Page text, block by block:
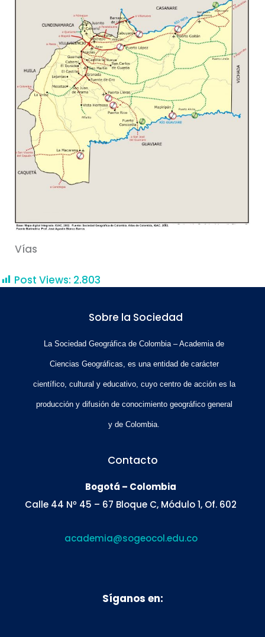
Vías
Post Views: 2.803
Sobre la Sociedad
La Sociedad Geográfica de Colombia – Academia de
Ciencias Geográficas, es una entidad de carácter
científico, cultural y educativo, cuyo centro de acción es la
producción y difusión de conocimiento geográfico general
y de Colombia.
Contacto
Bogotá – Colombia
Calle 44 Nº 45 – 67 Bloque C, Módulo 1, Of. 602
academia@sogeocol.edu.co
Síganos en: